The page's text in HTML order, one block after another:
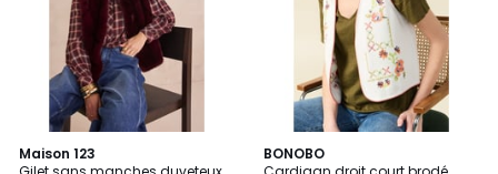
Maison 123
2
BONOBO